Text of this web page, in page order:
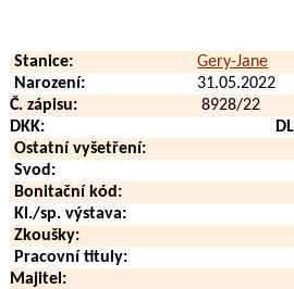
Stanice: Gery-Jane
Narození:
31.05.2022
Č. zápisu:
8928/22
DKK:
Ostatní vyšetření:
Svod:
Bonitační kód:
Kl./sp. výstava:
Zkoušky:
Pracovní tituly:
Majitel: